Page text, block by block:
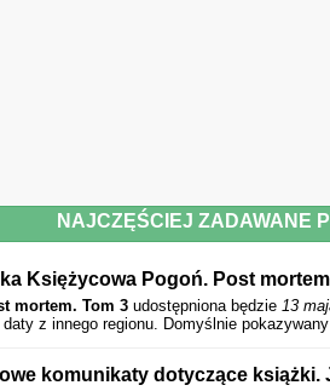
NAJCZĘŚCIEJ ZADAWANE
Księżycowa Pogoń. Post
mortem. Tom 3 udostępniona będzie 13
z innego regionu. Domyślnie
komunikaty dotyczące książki.